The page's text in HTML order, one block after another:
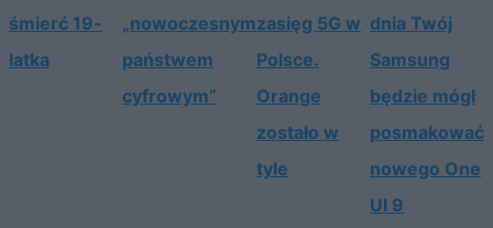
śmierć 19-
latka
„nowoczesnym
państwem
cyfrowym”
zasięg 5G w
Polsce.
Orange
zostało w
tyle
dnia Twój
Samsung
będzie mógł
posmakować
nowego One
UI 9